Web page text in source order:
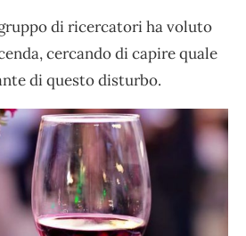
di ricercatori ha voluto
cercando di capire quale
di questo disturbo.